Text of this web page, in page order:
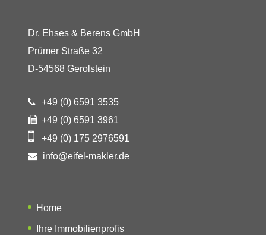
Dr. Ehses & Berens GmbH
Prümer Straße 32
D-54568 Gerolstein
+49 (0) 6591 3535
+49 (0) 6591 3961
+49 (0) 175 2976591
info@eifel-makler.de
Home
Ihre Immobilienprofis